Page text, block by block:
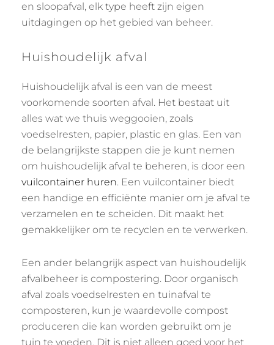
en sloopafval, elk type heeft zijn eigen
uitdagingen op het gebied van beheer.
Huishoudelijk afval
Huishoudelijk afval is een van de meest
voorkomende soorten afval. Het bestaat uit
alles wat we thuis weggooien, zoals
voedselresten, papier, plastic en glas. Een van
de belangrijkste stappen die je kunt nemen
om huishoudelijk afval te beheren, is door een
vuilcontainer huren. Een vuilcontainer biedt
een handige en efficiënte manier om je afval te
verzamelen en te scheiden. Dit maakt het
gemakkelijker om te recyclen en te verwerken.
Een ander belangrijk aspect van huishoudelijk
afvalbeheer is compostering. Door organisch
afval zoals voedselresten en tuinafval te
composteren, kun je waardevolle compost
produceren die kan worden gebruikt om je
tuin te voeden. Dit is niet alleen goed voor het